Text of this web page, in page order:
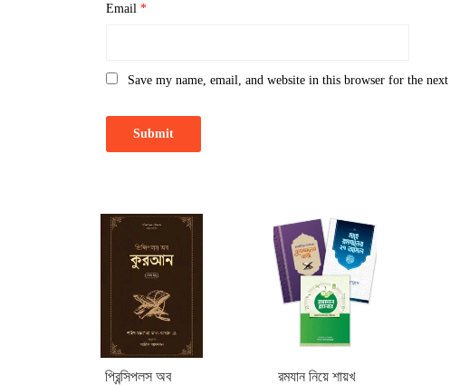
Email*
Save my name, email, and website in this browser for the
প্রিন্সিপলস অব
রমযান নিয়ে শায়খ